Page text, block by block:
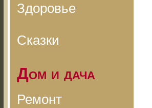
Здоровье
Сказки
Дом и дача
Ремонт